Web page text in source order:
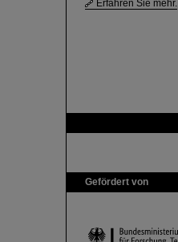
Erfahren Sie mehr.
Gefördert von